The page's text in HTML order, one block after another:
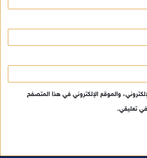
والموقع الإلكتروني في هذا المتصفح
في تعليقي.